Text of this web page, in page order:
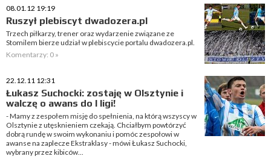
08.01.12 19:19
Ruszył plebiscyt dwadozera.pl
Trzech piłkarzy, trener oraz wydarzenie związane ze
Stomilem bierze udział w plebiscycie portalu dwadozera.pl.
Komentarzy: 0 »
22.12.11 12:31
Łukasz Suchocki: zostaję w Olsztynie i
walczę o awans do I ligi!
- Mamy z zespołem misję do spełnienia, na którą wszyscy w
Olsztynie z utęsknieniem czekają. Chciałbym powtórzyć
dobrą rundę w swoim wykonaniu i pomóc zespołowi w
awanse na zaplecze Ekstraklasy - mówi Łukasz Suchocki,
wybrany przez kibiców...